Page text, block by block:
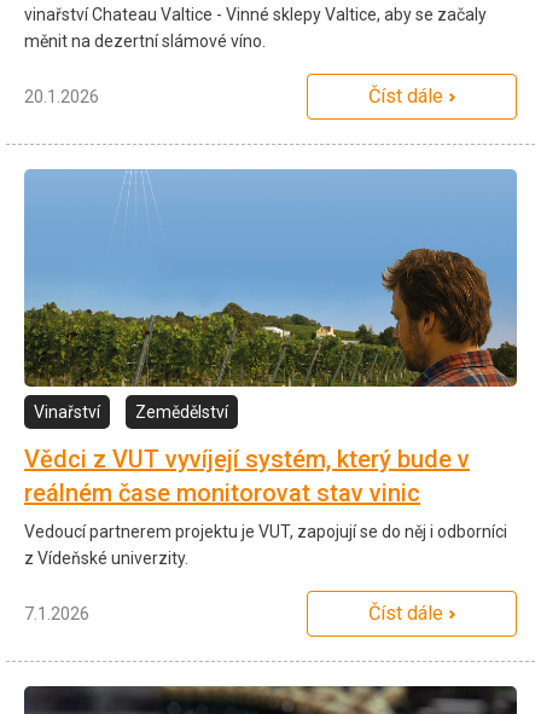
vinařství Chateau Valtice - Vinné sklepy Valtice, aby se začaly
měnit na dezertní slámové víno.
20.1.2026 Číst dále
Vinařství Zemědělství
Vědci z VUT vyvíjejí systém, který bude v
reálném čase monitorovat stav vinic
Vedoucí partnerem projektu je VUT, zapojují se do něj i odborníci
z Vídeňské univerzity.
7.1.2026 Číst dále